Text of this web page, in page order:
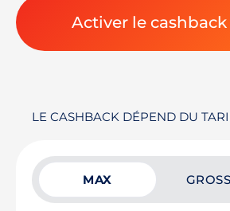
Activer le cashback
LE CASHBACK DÉPEND DU
MAX